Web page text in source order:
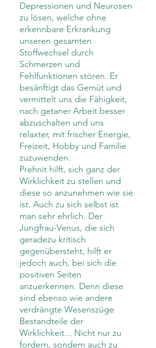
Depressionen und Neurosen
zu lösen, welche ohne
erkennbare Erkrankung
unseren gesamten
Stoffwechsel durch
Schmerzen und
Fehlfunktionen stören. Er
besänftigt das Gemüt und
vermittelt uns die Fähigkeit,
nach getaner Arbeit besser
abzuschalten und uns
relaxter, mit frischer Energie,
Freizeit, Hobby und Familie
zuzuwenden.
Prehnit hilft, sich ganz der
Wirklichkeit zu stellen und
diese so anzunehmen wie sie
ist. Auch zu sich selbst ist
man sehr ehrlich. Der
Jungfrau-Venus, die sich
geradezu kritisch
gegenübersteht, hilft er
jedoch auch, bei sich die
positiven Seiten
anzuerkennen. Denn diese
sind ebenso wie andere
verdrängte Wesenszüge
Bestandteile der
Wirklichkeit... Nicht nur zu
fordern, sondern auch zu